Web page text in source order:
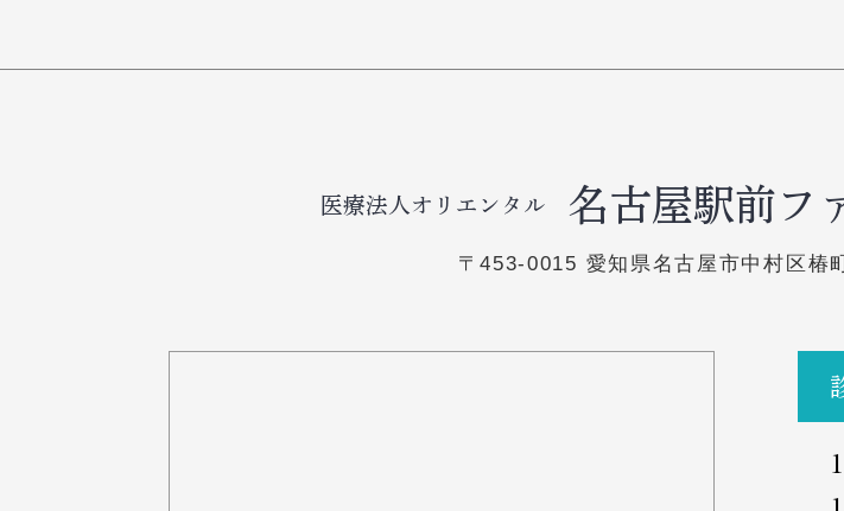
医療法人オリエンタル 名古屋駅前フ
〒453-0015 愛知県名古屋市中村区